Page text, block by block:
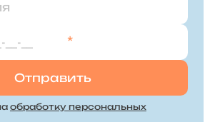
*
обработку персональных